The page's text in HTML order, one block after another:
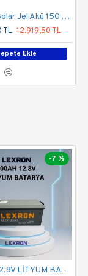
ExeLon Solar Jel Akü 150 Ah 12V Deep Cycle Uzun Ömürlü
TL 12.919,50 TL
Ekle
-7 %
200AH 12.8V LİTYUM BATARYA